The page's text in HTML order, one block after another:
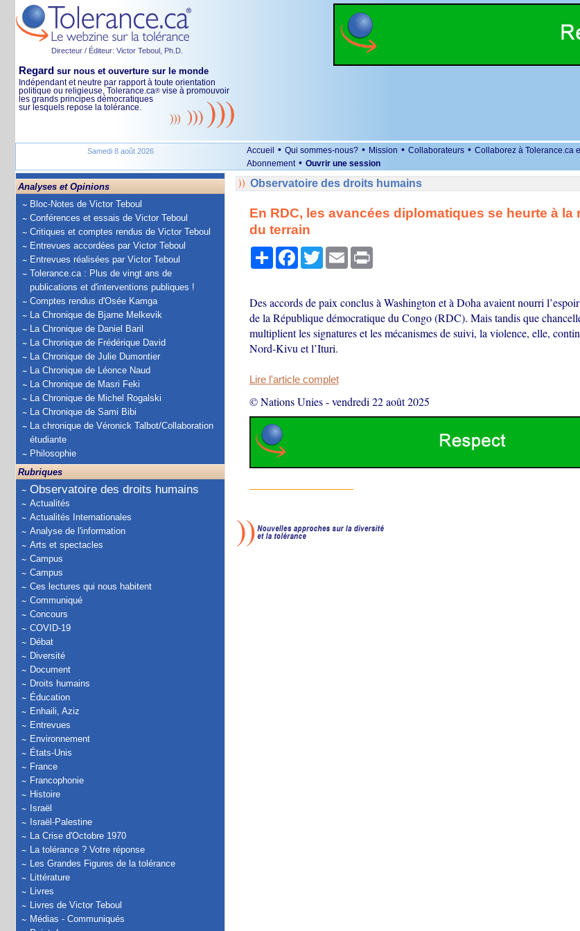
Directeur / Éditeur: Victor Teboul, Ph.D.
Regard sur nous et ouverture sur le monde
Indépendant et neutre par rapport à toute orientation
politique ou religieuse, Tolerance.ca® vise à promouvoir
les grands principes démocratiques
sur lesquels repose la tolérance.
Samedi 8 août 2026 Accueil • Qui sommes-nous? • Mission • Collaborateurs • Collaborez à Tolerance.ca
Abonnement • Ouvrir une session
Analyses et Opinions
Bloc-Notes de Victor Teboul
Conférences et essais de Victor Teboul
Critiques et comptes rendus de Victor Teboul
Entrevues accordées par Victor Teboul
Entrevues réalisées par Victor Teboul
Tolerance.ca : Plus de vingt ans de
publications et d'interventions publiques !
Comptes rendus d'Osée Kamga
La Chronique de Bjarne Melkevik
La Chronique de Daniel Baril
La Chronique de Frédérique David
La Chronique de Julie Dumontier
La Chronique de Léonce Naud
La Chronique de Masri Feki
La Chronique de Michel Rogalski
La Chronique de Sami Bibi
La chronique de Véronick Talbot/Collaboration
étudiante
Philosophie
Rubriques
Observatoire des droits humains
Actualités
Actualités Internationales
Analyse de l'information
Arts et spectacles
Campus
Campus
Ces lectures qui nous habitent
Communiqué
Concours
COVID-19
Débat
Diversité
Document
Droits humains
Éducation
Enhaili, Aziz
Entrevues
Environnement
États-Unis
France
Francophonie
Histoire
Israël
Israël-Palestine
La Crise d'Octobre 1970
La tolérance ? Votre réponse
Les Grandes Figures de la tolérance
Littérature
Livres
Livres de Victor Teboul
Médias - Communiqués
Observatoire des droits humains
En RDC, les avancées diplomatiques se heurte à la
du terrain
PartagerFacebook
TwitterEmail Print
Des accords de paix conclus à Washington et à Doha avaient nourri
de la République démocratique du Congo (RDC). Mais tandis que
multiplient les signatures et les mécanismes de suivi, la violence, elle,
Nord-Kivu et l’Ituri.
Lire l'article complet
© Nations Unies-vendredi 22 août 2025